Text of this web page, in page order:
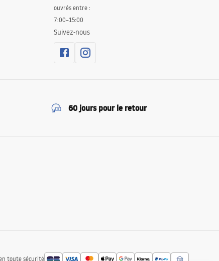
ouvrés entre :
7:00–15:00
Suivez-nous
60 jours pour le retour
toute sécurité